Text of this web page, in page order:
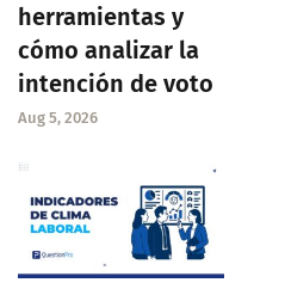
herramientas y
cómo analizar la
intención de voto
Aug 5, 2026